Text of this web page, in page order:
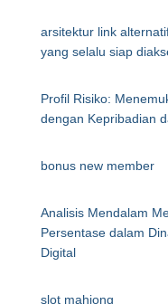
arsitektur link
yang selalu siap
Profil Risiko:
dengan Kepribadian
bonus new member
Analisis Mendalam
Persentase dalam
Digital
slot mahjong